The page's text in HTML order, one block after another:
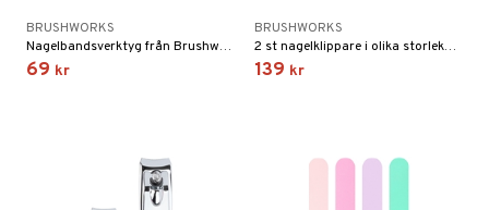
BRUSHWORKS
Nagelbandsverktyg från Brushworks
69 kr
BRUSHWORKS
2 st nagelklippare i olika storlekar + dubbeländad Cuticle Pusher från Brushworks
139 kr